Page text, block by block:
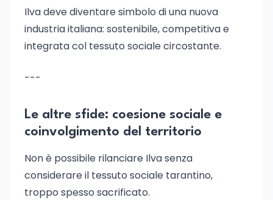
Ilva deve diventare simbolo di una nuova
industria italiana: sostenibile, competitiva e
integrata col tessuto sociale circostante.
---
Le altre sfide: coesione sociale e
coinvolgimento del territorio
Non è possibile rilanciare Ilva senza
considerare il tessuto sociale tarantino,
troppo spesso sacrificato.